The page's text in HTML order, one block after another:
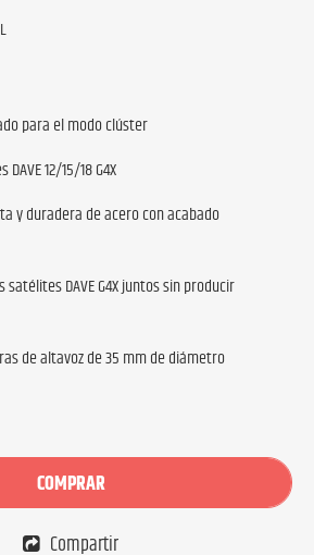
para el modo clúster
12/15/18 G4X
y duradera de acero con acabado
DAVE G4X juntos sin producir
de altavoz de 35 mm de diámetro
COMPRAR
Compartir